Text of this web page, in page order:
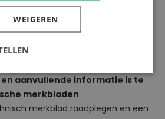
en gel
aanvullende informatie is te
merkbladen
merkblad raadplegen en een
WEIGEREN